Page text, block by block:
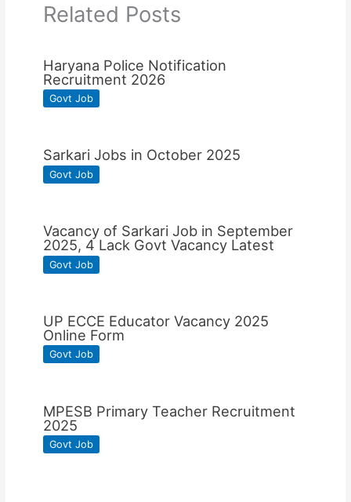
Related Posts
Haryana Police Notification
Recruitment 2026
Govt Job
Sarkari Jobs in October 2025
Govt Job
Vacancy of Sarkari Job in September
2025, 4 Lack Govt Vacancy Latest
Govt Job
UP ECCE Educator Vacancy 2025
Online Form
Govt Job
MPESB Primary Teacher Recruitment
2025
Govt Job